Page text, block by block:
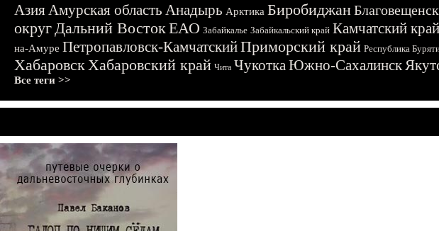
АзияАмурская область Анадырь Арктика БиробиджанБлаговещенск
округДальний ВостокЕАО Забайкалье Забайкальский край Камчатский край
на-Амуре Петропавловск-КамчатскийПриморский край Республика
ХабаровскХабаровский край Чита ЧукоткаЮжно-Сахалинск
Все теги >>